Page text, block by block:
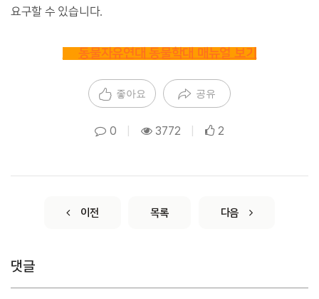
요구할 수 있습니다.
동물자유연대 동물학대 매뉴얼 보기
좋아요 공유
0 3772 2
이전 목록 다음
댓글